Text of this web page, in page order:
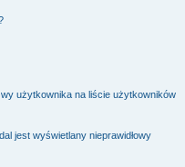
użytkownika na liście użytkowników
jest wyświetlany nieprawidłowy